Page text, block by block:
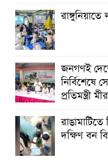
জনগণই
নির্বিশেষে
প্রতিমন্ত্রী
দক্ষিণ বন